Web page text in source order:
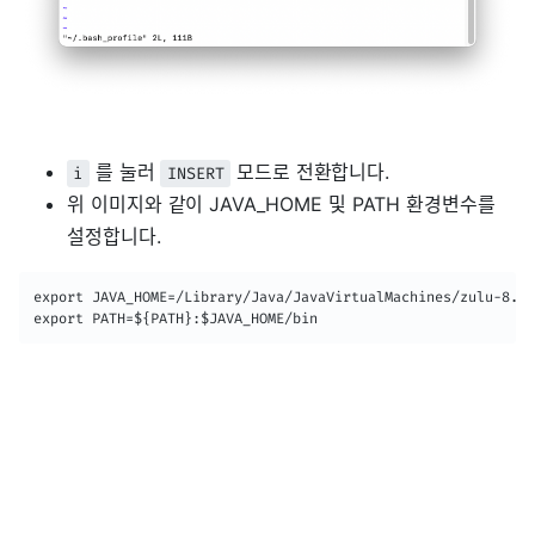
i 를 눌러 INSERT
모드로 전환합니다.
위 이미지와 같이 JAVA_HOME 및 PATH 환경변수를
설정합니다.
export JAVA_HOME=/Library/Java/JavaVirtualMachines/zulu-
export PATH=${PATH}:$JAVA_HOME/bin